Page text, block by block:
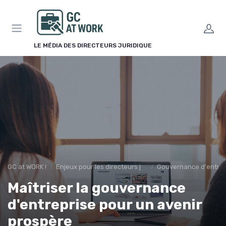
LE MÉDIA DES DIRECTEURS JURIDIQUE
GC at WORK ! Enjeux pour les directeurs juridiques Gouvernance
Maîtriser la gouvernance
d'entreprise pour un avenir
prospère